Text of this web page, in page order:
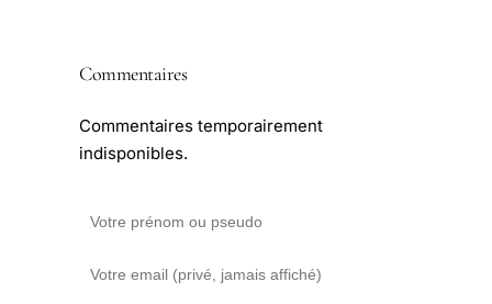
Commentaires
Commentaires temporairement
indisponibles.